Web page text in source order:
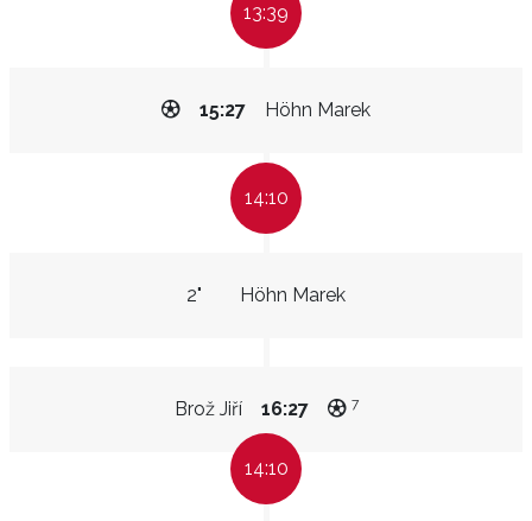
13:39
Höhn Marek
15:27
14:10
Höhn Marek
2"
Brož Jiří 16:27 7
14:10